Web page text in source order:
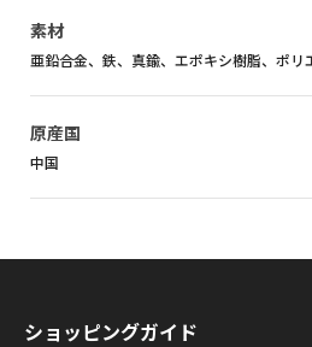
素材
亜鉛合金、鉄、真鍮、エポキシ樹脂、ポリ
原産国
中国
ショッピングガイド